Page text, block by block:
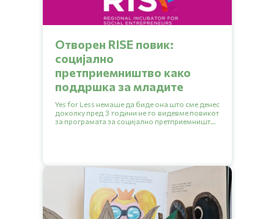
Отворен RISE повик:
социјално
претприемништво како
поддршка за младите
Yes for Less немаше да биде она што сме денес
доколку пред 3 години не го видевме повикот
за програмата за социјално претприемништво